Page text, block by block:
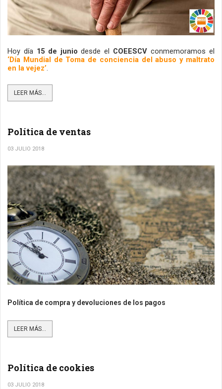
Hoy día 15 de junio desde el COEESCV
‘Día Mundial de Toma de conciencia del abuso y maltrato
en la vejez’.
LEER MÁS...
Política de ventas
03 JULIO 2018
Política de compra y devoluciones de los pagos
LEER MÁS...
Política de cookies
03 JULIO 2018